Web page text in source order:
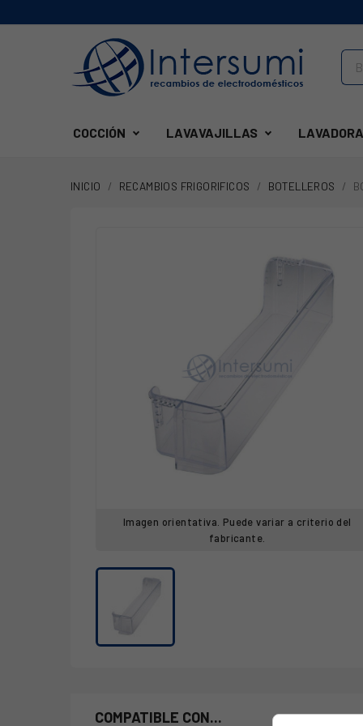
COCCIÓN LAVAVAJILLAS
INICIO RECAMBIOS FRIGORIFICOS BOTELLEROS
Imagen orientativa. Puede variar a criterio del
fabricante.
COMPATIBLE CON...